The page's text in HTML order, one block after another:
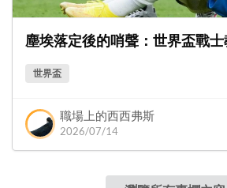
塵埃落定後的哨聲：世界盃戰
世界盃
職場上的西西弗斯
2026/07/14